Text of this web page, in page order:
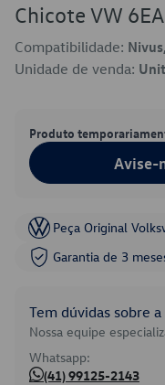
Chicote VW
Compatibilidade:
Unidade de venda:
Produto
Avise-
Peça Original
Garantia de 3
Tem dúvidas sobre
Nossa equipe
Whatsapp:
(41) 99125-2143